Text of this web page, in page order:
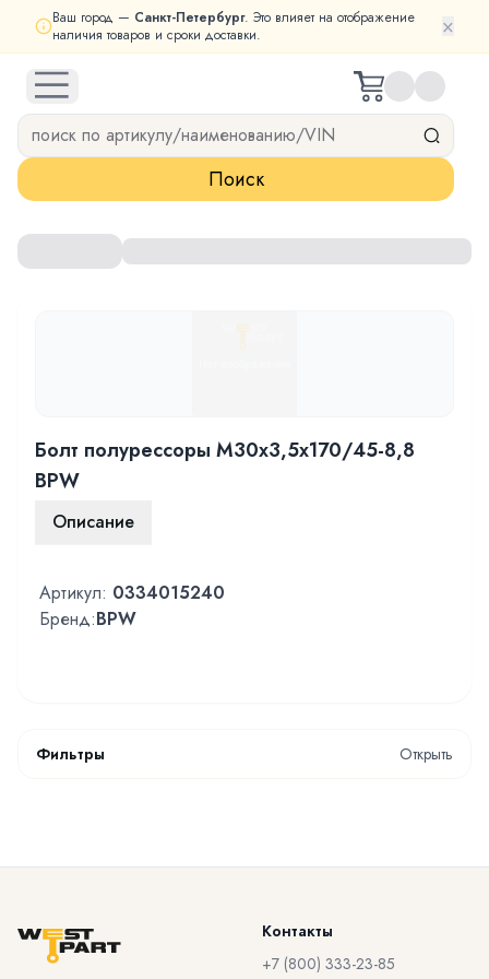
Ваш город — Санкт-Петербург. Это влияет на отображение
наличия товаров и сроки доставки.
×
open navigation menu
Поиск
Болт полурессоры М30х3,5х170/45-8,8
BPW
Описание
Артикул: 0334015240
Бренд:BPW
Фильтры Открыть
Контакты
+7 (800) 333-23-85